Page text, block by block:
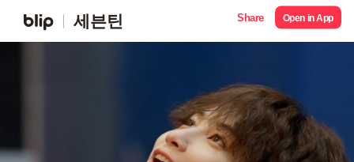
세븐틴 Share Open in App